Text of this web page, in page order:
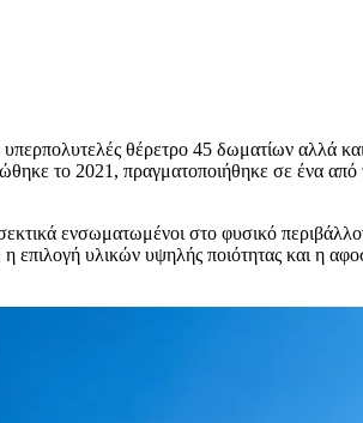
θέρετρο 45 δωματίων αλλά
το 2021, πραγματοποιήθηκε σε ένα από
ενσωματωμένοι στο φυσικό
υλικών υψηλής ποιότητας και η